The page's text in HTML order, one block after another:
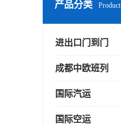
产品分类 Product
进出口门到门
成都中欧班列
国际汽运
国际空运